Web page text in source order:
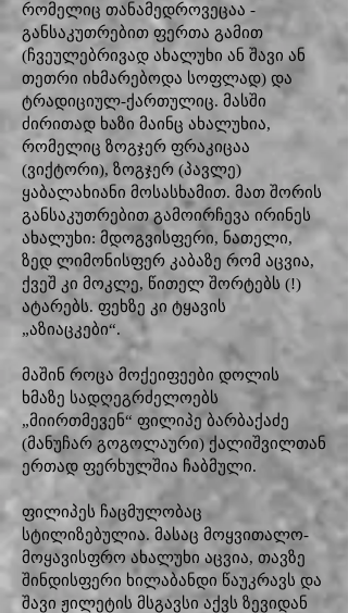
რომელიც თანამედროვეცაა -
განსაკუთრებით ფერთა გამით
(ჩვეულებრივად ახალუხი ან შავი ან
თეთრი იხმარებოდა სოფლად) და
ტრადიციულ-ქართულიც. მასში
ძირითად ხაზი მაინც ახალუხია,
რომელიც ზოგჯერ ფრაკიცაა
(ვიქტორი), ზოგჯერ (პავლე)
ყაბალახიანი მოსასხამით. მათ შორის
განსაკუთრებით გამოირჩევა ირინეს
ახალუხი: მდოგვისფერი, ნათელი,
ზედ ლიმონისფერ კაბაზე რომ აცვია,
ქვეშ კი მოკლე, წითელ შორტებს (!)
ატარებს. ფეხზე კი ტყავის
„აზიაცკები“.
მაშინ როცა მოქეიფეები დოლის
ხმაზე სადღეგრძელოებს
„მიირთმევენ“ ფილიპე ბარბაქაძე
(მანუჩარ გოგოლაური) ქალიშვილთან
ერთად ფერხულშია ჩაბმული.
ფილიპეს ჩაცმულობაც
სტილიზებულია. მასაც მოყვითალო-
მოყავისფრო ახალუხი აცვია, თავზე
შინდისფერი ხილაბანდი წაუკრავს და
შავი ჟილეტის მსგავსი აქვს ზევიდან